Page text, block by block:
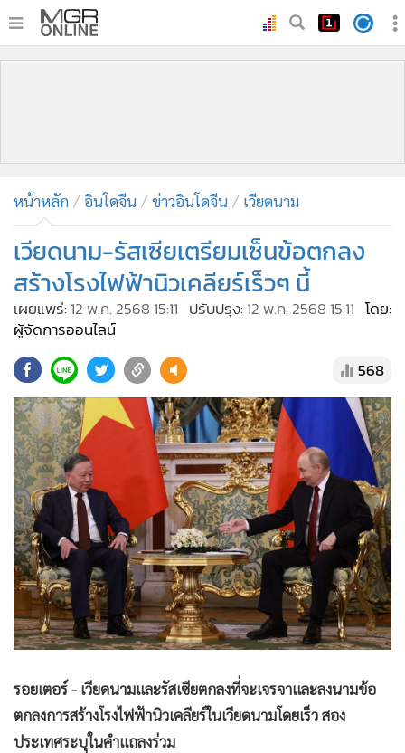
• บันเทิง
ผู้จัดการรายวัน
• คอลัมนิสต์
• ละคร
• CbizReview
• ผู้จัดกวน
• Good health & Well-being
• Green Innovation & SD
• Management & HR
• MGR Live
• Infographic
• การเมือง
• ท่องเที่ยว
กีฬา
• ต่างประเทศ
• เศรษฐกิจ-ธุรกิจ
• จีน
• ชุมชน-คุณภาพชีวิต
หน้าหลัก อินโดจีน ข่าวอินโดจีน เวียดนาม
เวียดนาม-รัสเซียเตรียมเซ็นข้อตกลง
สร้างโรงไฟฟ้านิวเคลียร์เร็วๆ นี้
เผยแพร่: 12 พ.ค. 2568 15:11 ปรับปรุง: 12 พ.ค. 2568 15:11 โดย:
ผู้จัดการออนไลน์
568
รอยเตอร์ - เวียดนามและรัสเซียตกลงที่จะเจรจาและลงนามข้อ
ตกลงการสร้างโรงไฟฟ้านิวเคลียร์ในเวียดนามโดยเร็ว สอง
ประเทศระบุในคำแถลงร่วม